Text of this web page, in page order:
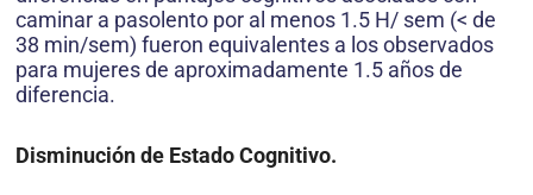
caminar a pasolento por al menos 1.5 H/ sem (< de
38 min/sem) fueron equivalentes a los observados
para mujeres de aproximadamente 1.5 años de
diferencia.
Disminución de Estado Cognitivo.